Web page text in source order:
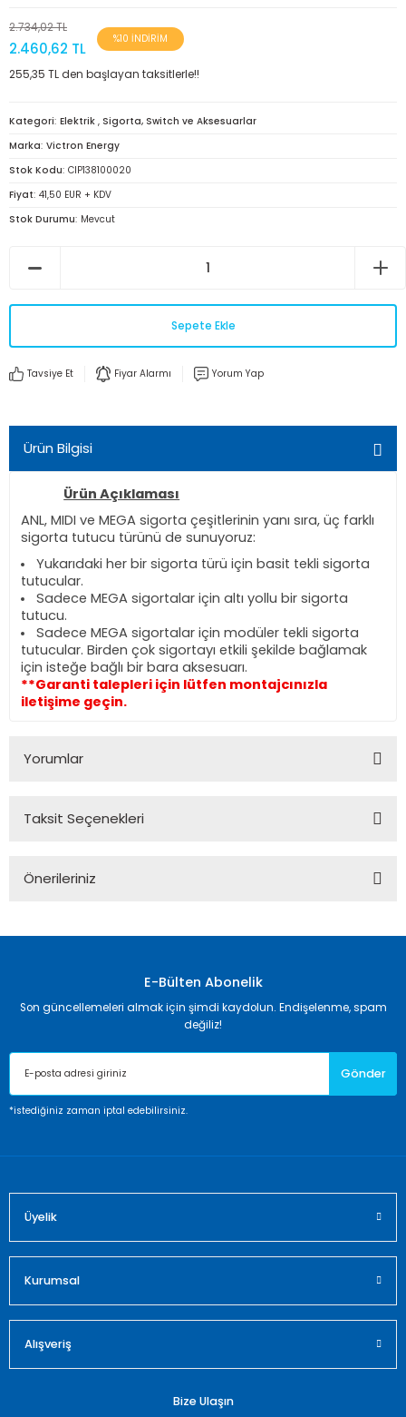
2.734,02 TL
2.460,62 TL
%10 İNDİRİM
255,35 TL den başlayan taksitlerle!!
Kategori Elektrik , Sigorta, Switch ve Aksesuarlar
Marka Victron Energy
Stok Kodu CIP138100020
Fiyat 41,50 EUR + KDV
Stok Durumu Mevcut
Sepete Ekle
Tavsiye Et Fiyar Alarmı Yorum Yap
Ürün Bilgisi
Ürün Açıklaması
ANL, MIDI ve MEGA sigorta çeşitlerinin yanı sıra, üç farklı
sigorta tutucu türünü de sunuyoruz:
Yukarıdaki her bir sigorta türü için basit tekli sigorta
tutucular.
Sadece MEGA sigortalar için altı yollu bir sigorta
tutucu.
Sadece MEGA sigortalar için modüler tekli sigorta
tutucular. Birden çok sigortayı etkili şekilde bağlamak
için isteğe bağlı bir bara aksesuarı.
**Garanti talepleri için lütfen montajcınızla
iletişime geçin.
Yorumlar
Taksit Seçenekleri
Önerileriniz
Görüş ve önerileriniz için teşekkür ederiz.
Ürün resmi kalitesiz, bozuk veya görüntülenemiyor.
Ürün açıklamasında eksik bilgiler bulunuyor.
Ürün bilgilerinde hatalar bulunuyor.
E-Bülten Abonelik
Son güncellemeleri almak için şimdi kaydolun. Endişelenme, spam
değiliz!
Gönder
*istediğiniz zaman iptal edebilirsiniz.
Üyelik
Kurumsal
Alışveriş
Bize Ulaşın